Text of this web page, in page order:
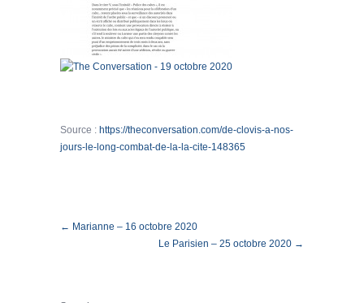
Source : https://theconversation.com/de-clovis-a-nos-
jours-le-long-combat-de-la-la-cite-148365
← Marianne – 16 octobre 2020
Le Parisien – 25 octobre 2020 →